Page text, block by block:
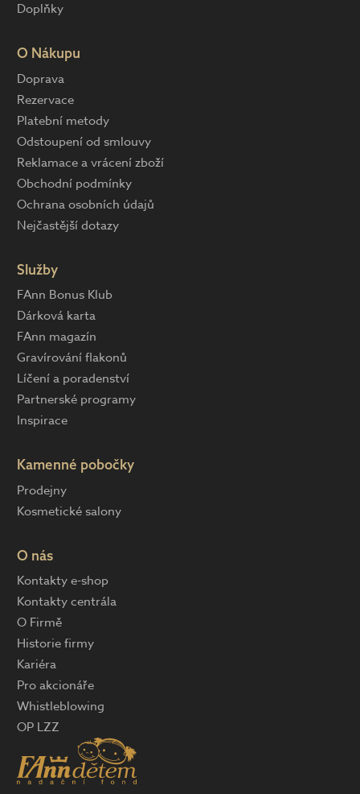
Doplňky
O Nákupu
Doprava
Rezervace
Platební metody
Odstoupení od smlouvy
Reklamace a vrácení zboží
Obchodní podmínky
Ochrana osobních údajů
Nejčastější dotazy
Služby
FAnn Bonus Klub
Dárková karta
FAnn magazín
Gravírování flakonů
Líčení a poradenství
Partnerské programy
Inspirace
Kamenné pobočky
Prodejny
Kosmetické salony
O nás
Kontakty e-shop
Kontakty centrála
O Firmě
Historie firmy
Kariéra
Pro akcionáře
Whistleblowing
OP LZZ